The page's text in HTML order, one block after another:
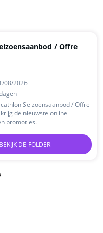
/ Offre
08/2026
Seizoensaanbod / Offre
de nieuwste online
promoties.
BEKIJK DE FOLDER